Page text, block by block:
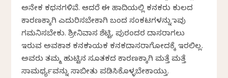
ಅನೇಕ ಕಥನಗಳಿವೆ. ಆದರೆ ಈ ಹಾದಿಯಲ್ಲಿ ಕನಕರು ಕುಲದ
ಕಾರಣಕ್ಕಾಗಿ ಎದುರಿಸಬೇಕಾಗಿ ಬಂದ ಸಂಕಟಗಳನ್ನು ನಾವು
ಗಮನಿಸಬೇಕು. ಶ್ರೀನಿವಾಸ ಶೆಟ್ಟಿ, ಪುರಂದರ ದಾಸರಾಗಲು
ಇರುವ ಅವಕಾಶ ಕನಕನಾಯಕ ಕನಕದಾಸರಾಗೋದಕ್ಕೆ ಇರಲಿಲ್ಲ.
ಅವರು ತಮ್ಮ ಹುಟ್ಟಿನ ಸೂತಕದ ಕಾರಣಕ್ಕಾಗಿ ಮತ್ತೆ ಮತ್ತೆ
ಸಾಮರ್ಥ್ಯವನ್ನು ಸಾಬೀತು ಪಡಿಸಿಕೊಳ್ಳಬೇಕಾಯ್ತು.